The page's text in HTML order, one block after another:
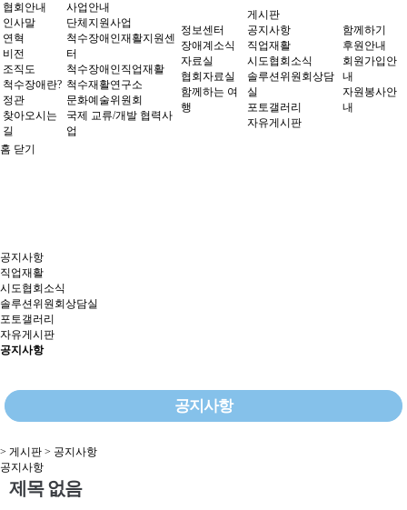
협회안내
인사말
연혁
비전
조직도
척수장애란?
정관
찾아오시는
길
사업안내
단체지원사업
척수장애인재활지원센
터
척수장애인직업재활
척수재활연구소
문화예술위원회
국제 교류/개발 협력사
업
정보센터
장애계소식
자료실
협회자료실
함께하는 여
행
게시판
공지사항
직업재활
시도협회소식
솔루션위원회상담
실
포토갤러리
자유게시판
함께하기
후원안내
회원가입안
내
자원봉사안
내
홈 닫기
공지사항
직업재활
시도협회소식
솔루션위원회상담실
포토갤러리
자유게시판
공지사항
공지사항
> 게시판 > 공지사항
공지사항
제목 없음